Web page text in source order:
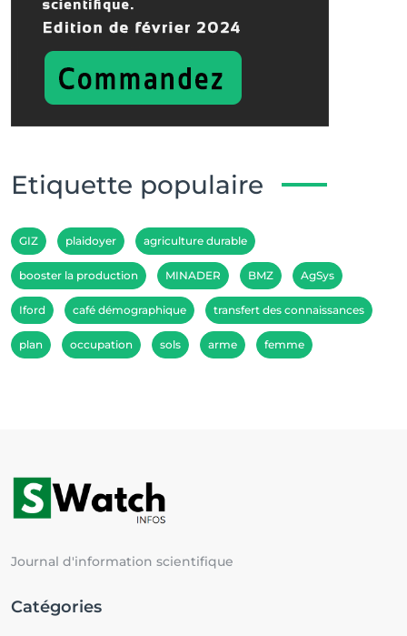
Etiquette populaire
GIZ plaidoyer agriculture durable
booster la production MINADER BMZ AgSys
Iford café démographique transfert des connaissances
plan occupation sols arme femme
Journal d'information scientifique
Catégories